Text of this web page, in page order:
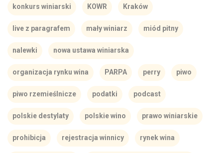
konkurs winiarski KOWR Kraków
live z paragrafem mały winiarz miód pitny
nalewki nowa ustawa winiarska
organizacja rynku wina PARPA perry piwo
piwo rzemieślnicze podatki podcast
polskie destylaty polskie wino prawo winiarskie
prohibicja rejestracja winnicy rynek wina